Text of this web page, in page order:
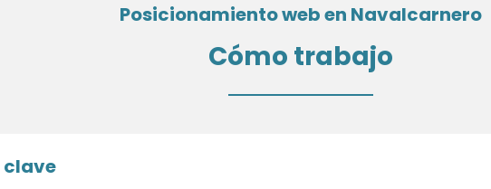
Posicionamiento web en Navalcarnero
Cómo trabajo
clave